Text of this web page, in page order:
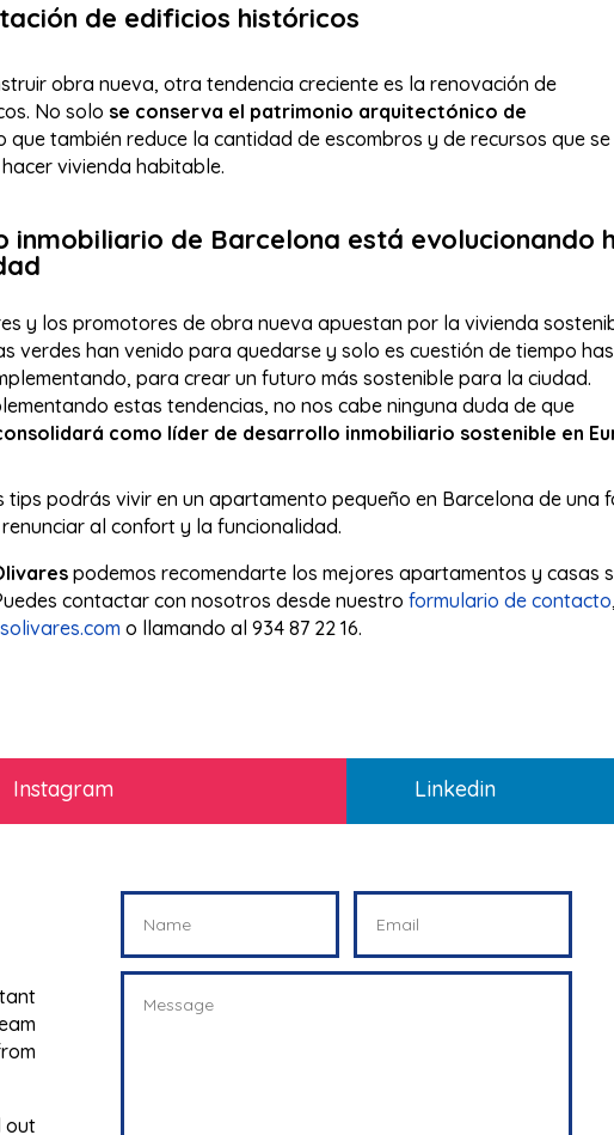
de edificios históricos
obra nueva, otra tendencia creciente es la renovación de
No solo se conserva el patrimonio arquitectónico de
que también reduce la cantidad de escombros y de recursos que se
vivienda habitable.
inmobiliario de Barcelona está evolucionando
y los promotores de obra nueva apuestan por la vivienda
verdes han venido para quedarse y solo es cuestión de tiempo
para crear un futuro más sostenible para la ciudad.
estas tendencias, no nos cabe ninguna duda de que
como líder de desarrollo inmobiliario sostenible en
tips podrás vivir en un apartamento pequeño en Barcelona de una
al confort y la funcionalidad.
podemos recomendarte los mejores apartamentos y casas
contactar con nosotros desde nuestro formulario de contacto
o llamando al 934 87 22 16.
Instagram Linkedin
out